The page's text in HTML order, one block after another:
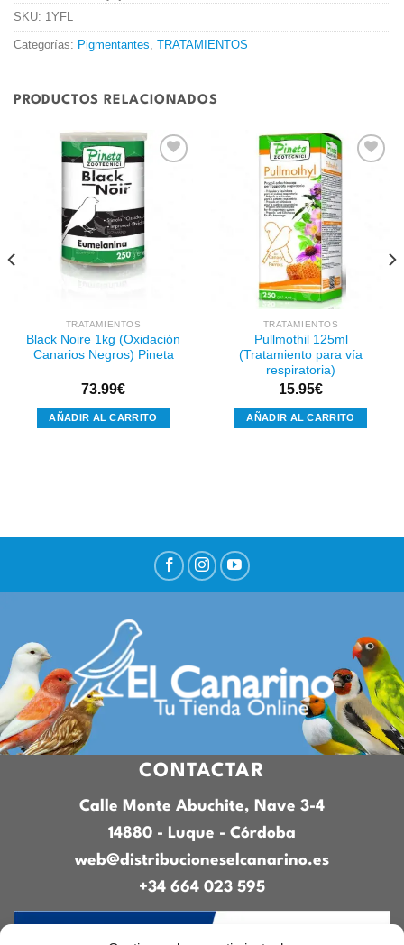
SKU: 1YFL
Categorías: Pigmentantes TRATAMIENTOS
PRODUCTOS RELACIONADOS
TRATAMIENTOS
Black Noire 1kg (Oxidación
Canarios Negros) Pineta
73.99€
AÑADIR AL CARRITO
TRATAMIENTOS
Pullmothil 125ml
(Tratamiento para vía
respiratoria)
15.95€
AÑADIR AL CARRITO
CONTACTAR
Calle Monte Abuchite, Nave 3-4
14880 - Luque - Córdoba
web@distribucioneselcanarino.es
+34 664 023 595